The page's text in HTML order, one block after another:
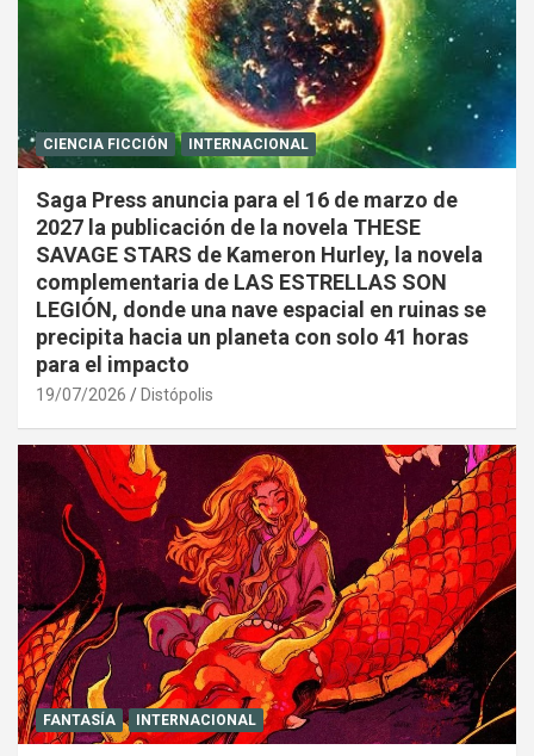
CIENCIA FICCIÓN INTERNACIONAL
Saga Press anuncia para el 16 de marzo de
2027 la publicación de la novela THESE
SAVAGE STARS de Kameron Hurley, la novela
complementaria de LAS ESTRELLAS SON
LEGIÓN, donde una nave espacial en ruinas se
precipita hacia un planeta con solo 41 horas
para el impacto
19/07/2026 Distópolis
FANTASÍA INTERNACIONAL